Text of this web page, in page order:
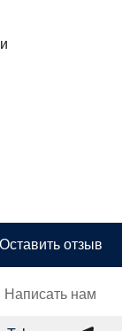
Оставить отзыв
Написать нам